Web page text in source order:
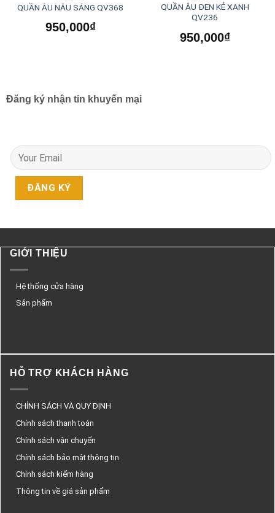
QUẦN ÂU NÂU SÁNG QV368
950,000₫
QUẦN ÂU ĐEN KẺ XANH
QV236
950,000₫
Đăng ký nhận tin khuyến mại
GIỚI THIỆU
Hệ thống cửa hàng
Sản phẩm
HỖ TRỢ KHÁCH HÀNG
CHÍNH SÁCH VÀ QUY ĐỊNH
Chính sách thanh toán
Chính sách vận chuyển
Chính sách bảo mật thông tin
Chính sách kiểm hàng
Thông tin về giá sản phẩm